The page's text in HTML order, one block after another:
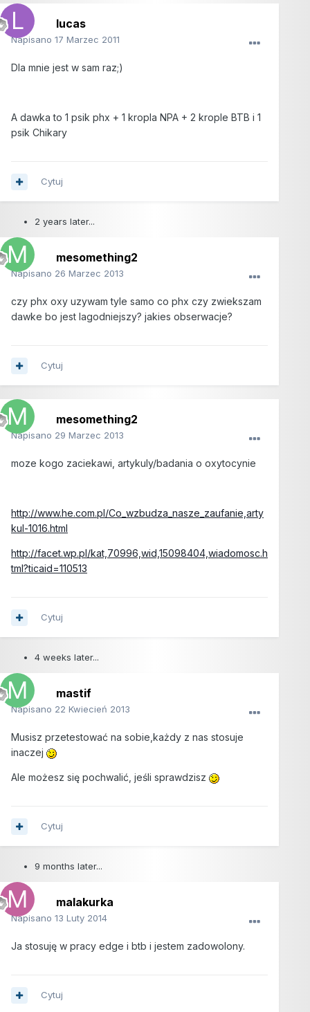
lucas
Napisano 17 Marzec 2011
Dla mnie jest w sam raz;)
A dawka to 1 psik phx + 1 kropla NPA + 2 krople BTB i 1
psik Chikary
Cytuj
2 years later...
mesomething2
Napisano 26 Marzec 2013
czy phx oxy uzywam tyle samo co phx czy zwiekszam
dawke bo jest lagodniejszy? jakies obserwacje?
Cytuj
mesomething2
Napisano 29 Marzec 2013
moze kogo zaciekawi, artykuly/badania o oxytocynie
http://www.he.com.pl/Co_wzbudza_nasze_zaufanie,arty
kul-1016.html
http://facet.wp.pl/kat,70996,wid,15098404,wiadomosc.h
tml?ticaid=110513
Cytuj
4 weeks later...
mastif
Napisano 22 Kwiecień 2013
Musisz przetestować na sobie,każdy z nas stosuje
inaczej
Ale możesz się pochwalić, jeśli sprawdzisz
Cytuj
9 months later...
malakurka
Napisano 13 Luty 2014
Ja stosuję w pracy edge i btb i jestem zadowolony.
Cytuj